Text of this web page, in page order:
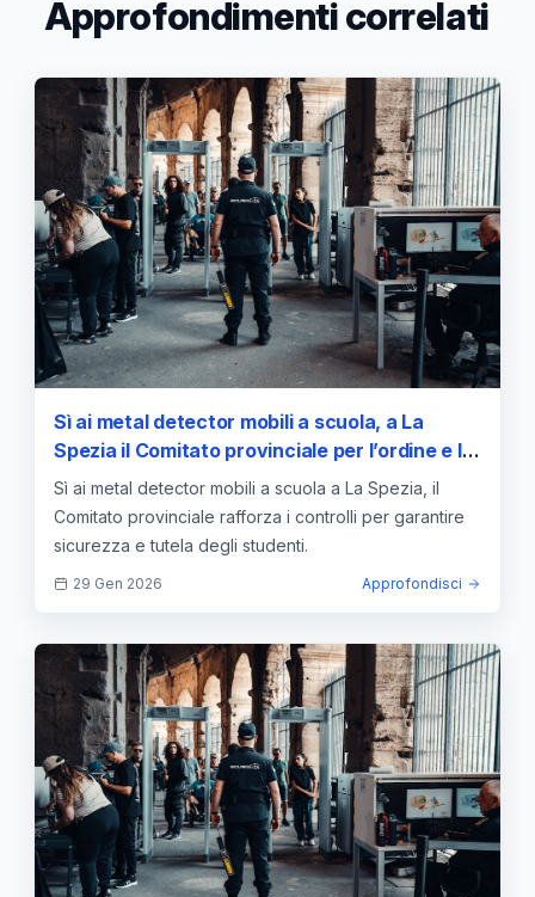
Approfondimenti correlati
Sì ai metal detector mobili a scuola, a La
Spezia il Comitato provinciale per l’ordine e la
sicurezza pubblica per un aumento dei
controlli — approfondimento e guida
Sì ai metal detector mobili a scuola a La Spezia, il
Comitato provinciale rafforza i controlli per garantire
sicurezza e tutela degli studenti.
29 Gen 2026 Approfondisci